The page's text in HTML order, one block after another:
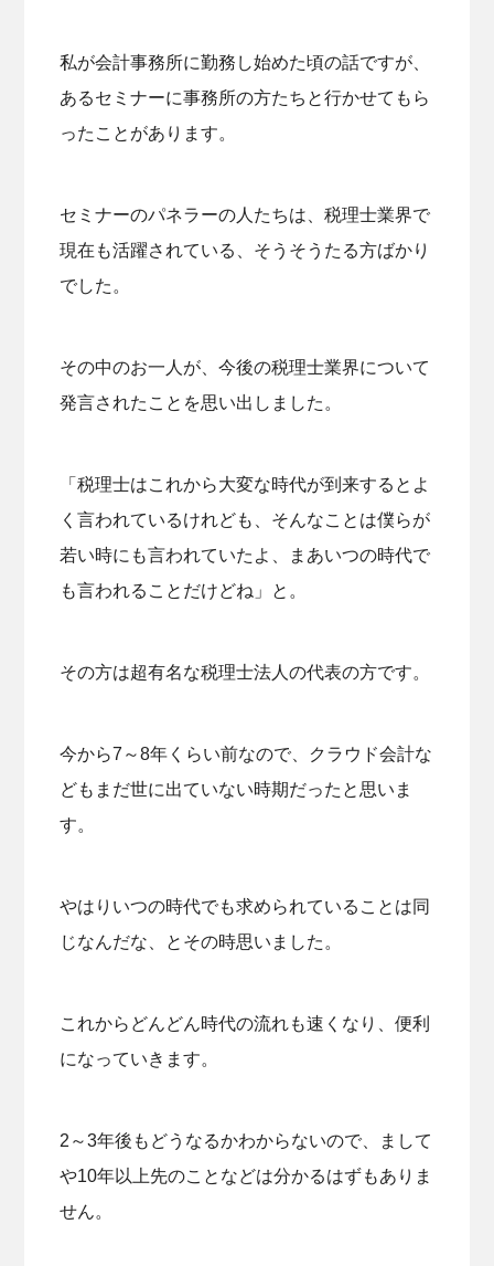
私が会計事務所に勤務し始めた頃の話ですが、
あるセミナーに事務所の方たちと行かせてもら
ったことがあります。
セミナーのパネラーの人たちは、税理士業界で
現在も活躍されている、そうそうたる方ばかり
でした。
その中のお一人が、今後の税理士業界について
発言されたことを思い出しました。
「税理士はこれから大変な時代が到来するとよ
く言われているけれども、そんなことは僕らが
若い時にも言われていたよ、まあいつの時代で
も言われることだけどね」と。
その方は超有名な税理士法人の代表の方です。
今から7～8年くらい前なので、クラウド会計な
どもまだ世に出ていない時期だったと思いま
す。
やはりいつの時代でも求められていることは同
じなんだな、とその時思いました。
これからどんどん時代の流れも速くなり、便利
になっていきます。
2～3年後もどうなるかわからないので、まして
や10年以上先のことなどは分かるはずもありま
せん。